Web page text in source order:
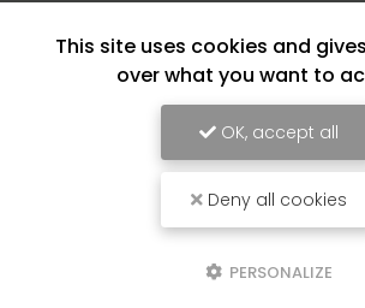
This site uses cookies and
over what you want to
OK, accept all
Deny all cookies
PERSONALIZE